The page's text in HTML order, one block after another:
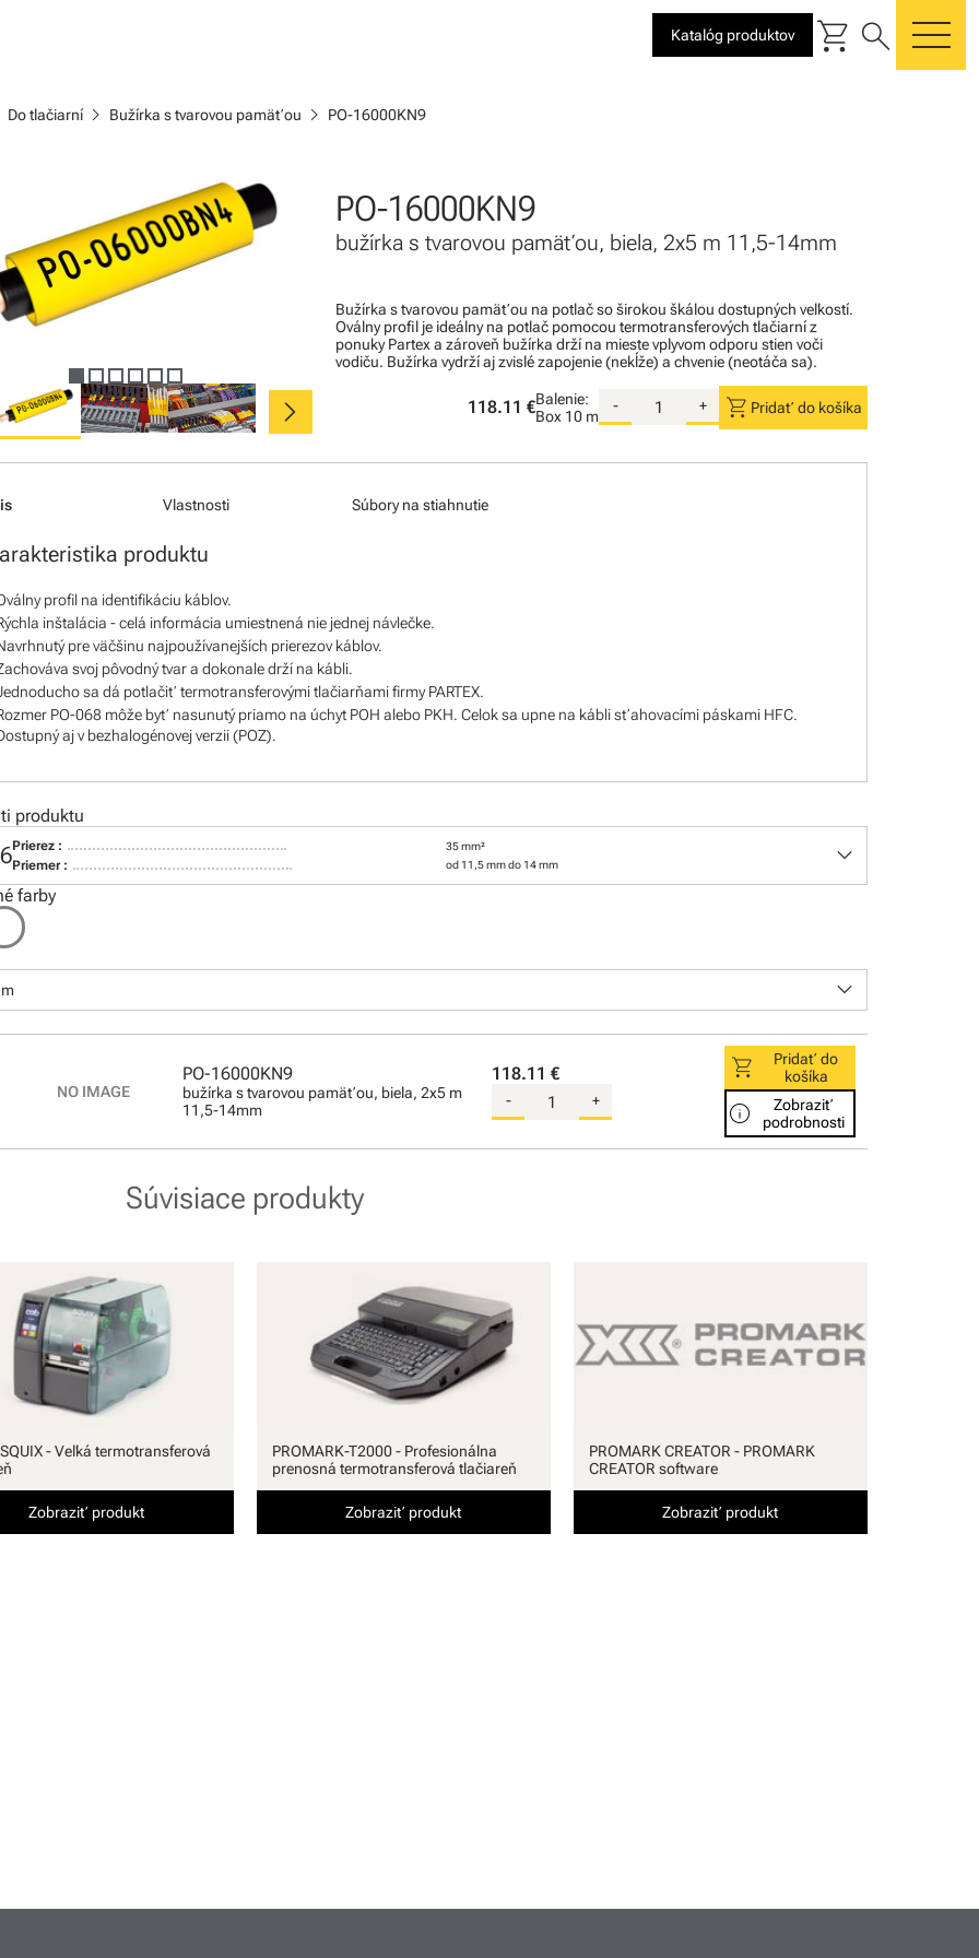
Katalóg produktov shopping_cart search
Do tlačiarní chevron_right Bužírka s tvarovou pamäťou chevron_right PO-16000KN9
chevron_right
PO-16000KN9
bužírka s tvarovou pamäťou, biela, 2x5 m 11,5-14mm
Bužírka s tvarovou pamäťou na potlač so širokou škálou dostupných veľkostí.
Oválny profil je ideálny na potlač pomocou termotransferových tlačiarní z
ponuky Partex a zároveň bužírka drží na mieste vplyvom odporu stien voči
vodiču. Bužírka vydrží aj zvislé zapojenie (nekĺže) a chvenie (neotáča sa).
118.11 €Balenie:
Box 10 m
- + shopping_cart Pridať do košíka
Vlastnosti Súbory na stiahnutie
produktu
profil na identifikáciu káblov.
inštalácia - celá informácia umiestnená nie jednej návlečke.
pre väčšinu najpoužívanejších prierezov káblov.
svoj pôvodný tvar a dokonale drží na kábli.
sa dá potlačiť termotransferovými tlačiarňami firmy PARTEX.
PO-068 môže byť nasunutý priamo na úchyt POH alebo PKH. Celok sa upne na kábli sťahovacími páskami HFC.
aj v bezhalogénovej verzii (POZ).
produktu
Prierez : 35 mm²
Priemer : od 11,5 mm do 14 mm keyboard_arrow_down
farby
keyboard_arrow_down
PO-16000KN9
bužírka s tvarovou pamäťou, biela, 2x5 m
11,5-14mm
118.11 €
- +
shopping_cart
Pridať do
košíka
info
Zobraziť
podrobnosti
Súvisiace produkty
- Veľká termotransferová
Zobraziť produkt
PROMARK-T2000 - Profesionálna
prenosná termotransferová tlačiareň
Zobraziť produkt
PROMARK CREATOR - PROMARK
CREATOR software
Zobraziť produkt